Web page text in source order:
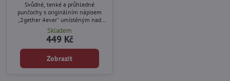
Svůdné, tenké a průhledné
punčochy s originálním nápisem
„2gether 4ever" umístěným nad
stehnem.
Skladem
449 Kč
Zobrazit